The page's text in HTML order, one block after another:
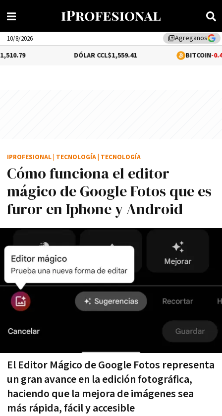
library_addAgreganos
10/8/2026
$1,559.41 -0.44%
Cómo funciona el editor
mágico de Google Fotos que es
furor en Iphone y Android
El Editor Mágico de Google Fotos representa
un gran avance en la edición fotográfica,
haciendo que la mejora de imágenes sea
más rápida, fácil y accesible
IPROFESIONAL TECNOLOGÍA TECNOLOGÍA